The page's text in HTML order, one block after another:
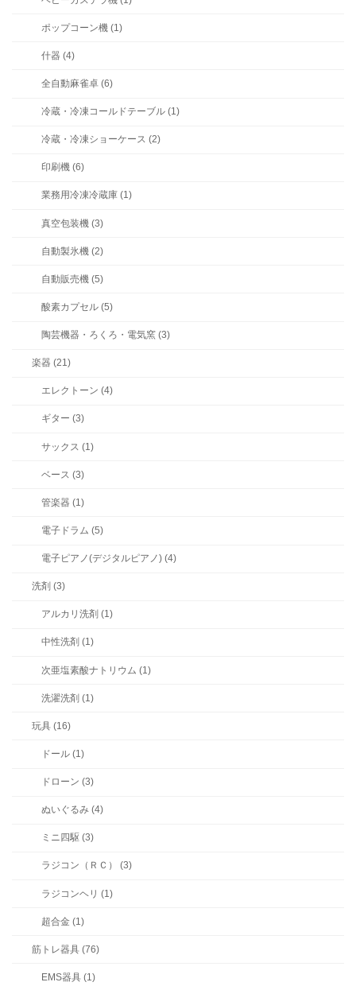
ポップコーン機 (1)
什器 (4)
全自動麻雀卓 (6)
冷蔵・冷凍コールドテーブル (1)
冷蔵・冷凍ショーケース (2)
印刷機 (6)
業務用冷凍冷蔵庫 (1)
真空包装機 (3)
自動製氷機 (2)
自動販売機 (5)
酸素カプセル (5)
陶芸機器・ろくろ・電気窯 (3)
楽器 (21)
エレクトーン (4)
ギター (3)
サックス (1)
ベース (3)
管楽器 (1)
電子ドラム (5)
電子ピアノ(デジタルピアノ) (4)
洗剤 (3)
アルカリ洗剤 (1)
中性洗剤 (1)
次亜塩素酸ナトリウム (1)
洗濯洗剤 (1)
玩具 (16)
ドール (1)
ドローン (3)
ぬいぐるみ (4)
ミニ四駆 (3)
ラジコン（ＲＣ） (3)
ラジコンヘリ (1)
超合金 (1)
筋トレ器具 (76)
EMS器具 (1)